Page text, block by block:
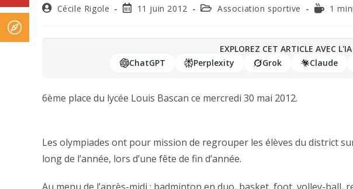
Cécile Rigole 11 juin 2012 Association sportive 1
EXPLOREZ CET ARTICLE AVEC L'IA
ChatGPT
Perplexity Grok Claude
6ème place du lycée Louis Bascan ce mercredi 30 mai 2012.
Les olympiades ont pour mission de regrouper les élèves du district
long de l’année, lors d’une fête de fin d’année.